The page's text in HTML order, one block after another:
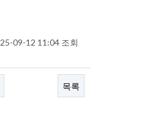
25-09-12 11:04 조회
목록